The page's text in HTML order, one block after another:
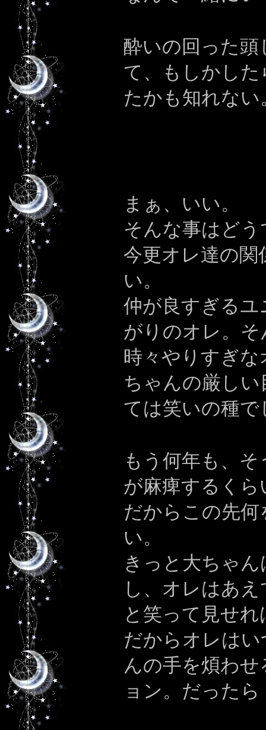
酔いの回った
て、もしかし
たかも知れない
まぁ、いい。
そんな事はどう
今更オレ達の関
い。
仲が良すぎるユ
がりのオレ。
時々やりすぎ
ちゃんの厳し
ては笑いの種で
もう何年も、
が麻痺するくら
だからこの先
い。
きっと大ちゃ
し、オレはあ
と笑って見せ
だからオレは
んの手を煩わ
ョン。だったら